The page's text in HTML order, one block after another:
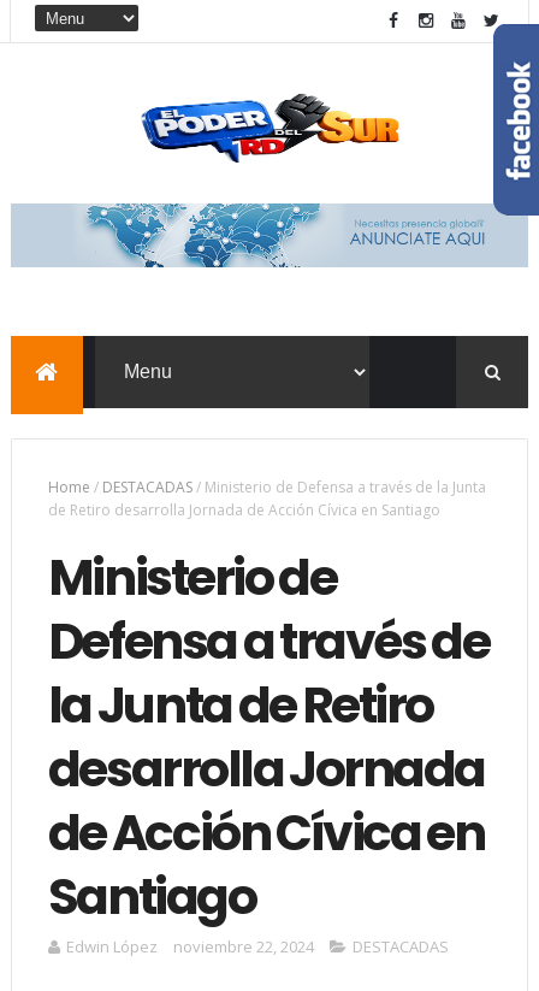
Home / DESTACADAS/ Ministerio de Defensa a través de la Junta
de Retiro desarrolla Jornada de Acción Cívica en Santiago
Ministerio de
Defensa a través de
la Junta de Retiro
desarrolla Jornada
de Acción Cívica en
Santiago
Edwin López noviembre 22, 2024 DESTACADAS